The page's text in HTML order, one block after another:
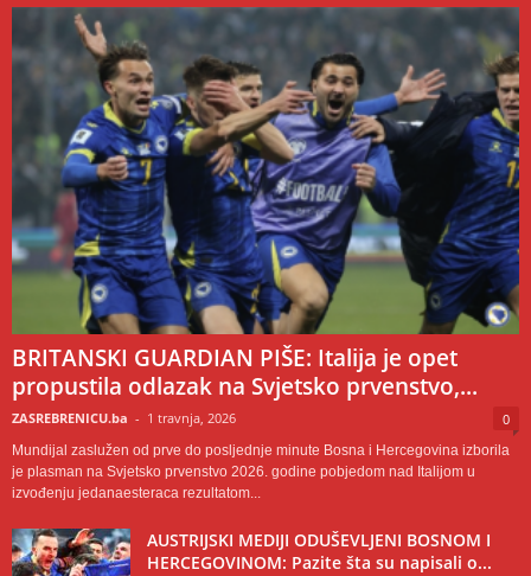
BRITANSKI GUARDIAN PIŠE: Italija je opet
propustila odlazak na Svjetsko prvenstvo,...
ZASREBRENICU.ba - 1 travnja, 2026 0
Mundijal zaslužen od prve do posljednje minute Bosna i Hercegovina izborila
je plasman na Svjetsko prvenstvo 2026. godine pobjedom nad Italijom u
izvođenju jedanaesteraca rezultatom...
AUSTRIJSKI MEDIJI ODUŠEVLJENI BOSNOM I
HERCEGOVINOM: Pazite šta su napisali o...